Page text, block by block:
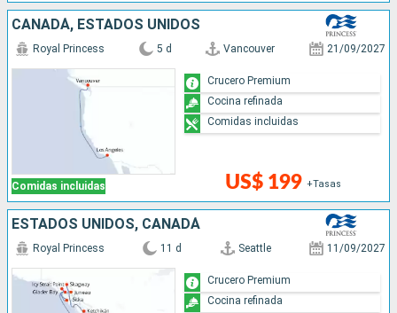
CANADÁ, ESTADOS UNIDOS
Comidas incluidas
Royal Princess 5 d Vancouver 21/09/2027
US$ 199 +Tasas
Crucero Premium
Cocina refinada
Comidas incluidas
ESTADOS UNIDOS, CANADÁ
Royal Princess 11 d Seattle 11/09/2027
Crucero Premium
Cocina refinada